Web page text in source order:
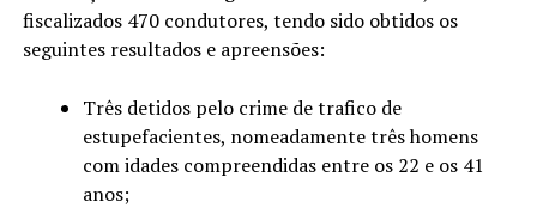
fiscalizados 470 condutores, tendo sido obtidos os
seguintes resultados e apreensões:
Três detidos pelo crime de trafico de
estupefacientes, nomeadamente três homens
com idades compreendidas entre os 22 e os 41
anos;